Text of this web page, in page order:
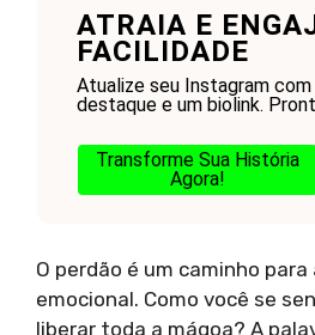
ATRAIA E
FACILIDADE
Atualize seu Instagram
destaque e um biolink.
Transforme Sua História
Agora!
O perdão é um caminho para
emocional. Como você se
liberar toda a mágoa? A